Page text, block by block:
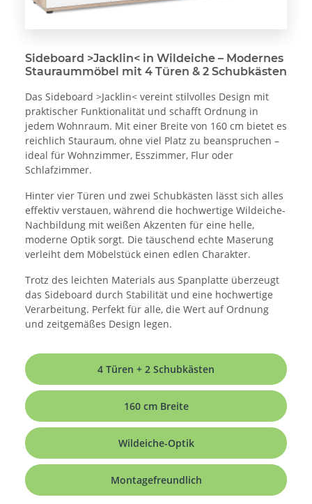
Sideboard >Jacklin< in Wildeiche – Modernes
Stauraummöbel mit 4 Türen & 2 Schubkästen
Das Sideboard >Jacklin< vereint stilvolles Design mit
praktischer Funktionalität und schafft Ordnung in
jedem Wohnraum. Mit einer Breite von 160 cm bietet es
reichlich Stauraum, ohne viel Platz zu beanspruchen –
ideal für Wohnzimmer, Esszimmer, Flur oder
Schlafzimmer.
Hinter vier Türen und zwei Schubkästen lässt sich alles
effektiv verstauen, während die hochwertige Wildeiche-
Nachbildung mit weißen Akzenten für eine helle,
moderne Optik sorgt. Die täuschend echte Maserung
verleiht dem Möbelstück einen edlen Charakter.
Trotz des leichten Materials aus Spanplatte überzeugt
das Sideboard durch Stabilität und eine hochwertige
Verarbeitung. Perfekt für alle, die Wert auf Ordnung
und zeitgemäßes Design legen.
4 Türen + 2 Schubkästen
160 cm Breite
Wildeiche-Optik
Montagefreundlich